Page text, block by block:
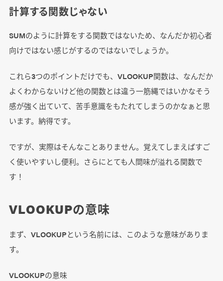
計算する関数じゃない
SUMのように計算をする関数ではないため、なんだか初心者
向けではない感じがするのではないでしょうか。
これら3つのポイントだけでも、VLOOKUP関数は、なんだか
よくわからないけど他の関数とは違う一筋縄ではいかなそう
感が強く出ていて、苦手意識をもたれてしまうのかなぁと思
います。納得です。
ですが、実際はそんなことありません。覚えてしまえばすご
く使いやすいし便利。さらにとても人間味が溢れる関数で
す！
VLOOKUPの意味
まず、VLOOKUPという名前には、このような意味がありま
す。
VLOOKUPの意味